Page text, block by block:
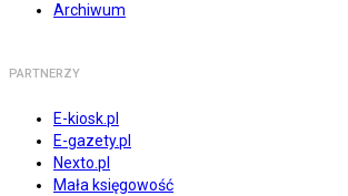
Archiwum
PARTNERZY
E-kiosk.pl
E-gazety.pl
Nexto.pl
Mała księgowość